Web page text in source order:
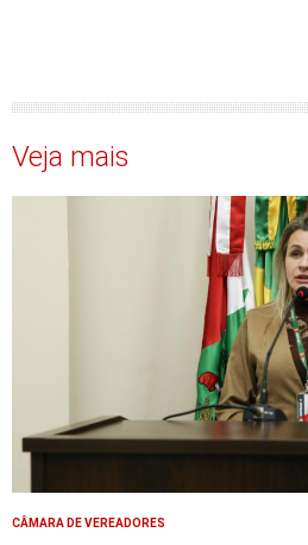
Veja mais
CÂMARA DE VEREADORES